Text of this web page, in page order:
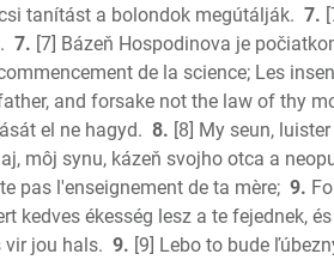
tanítást a bolondok megútálják. 7.
7. [7] Bázeň Hospodinova je
de la science; Les
and forsake not the law of thy
el ne hagyd. 8. [8] My seun,
môj synu, kázeň svojho otca a
pas l'enseignement de ta mère; 9.
kedves ékesség lesz a te fejednek,
jou hals. 9. [9] Lebo to bude